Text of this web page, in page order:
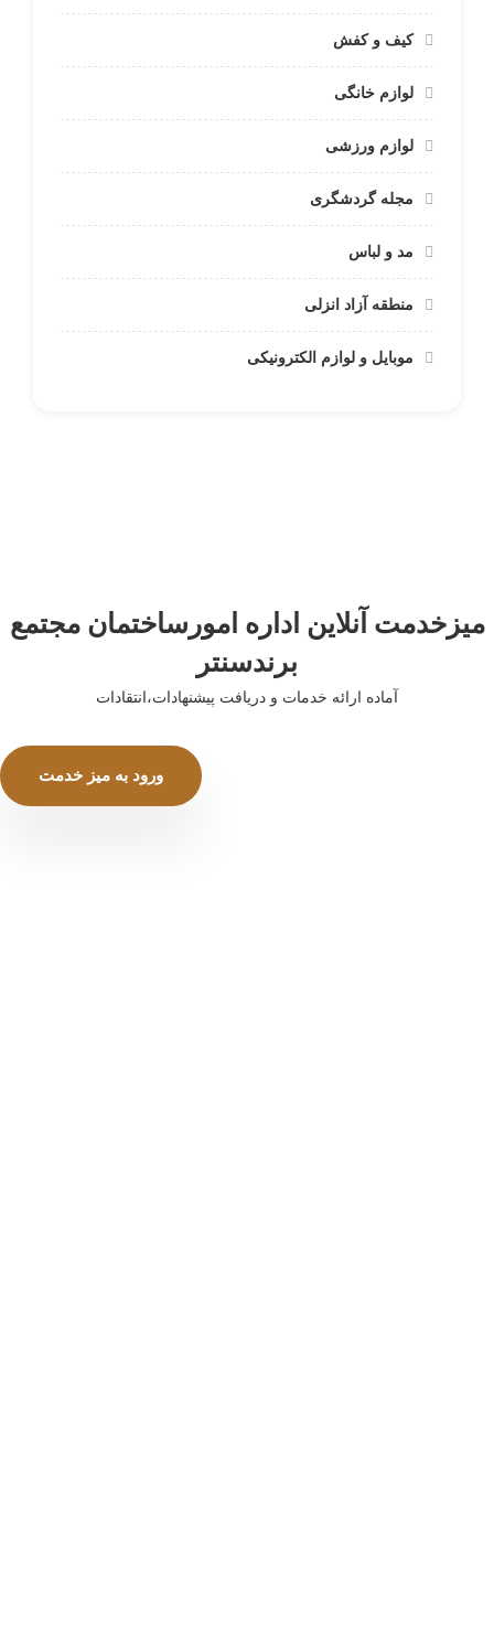
کیف و کفش
لوازم خانگی
لوازم ورزشی
مجله گردشگری
مد و لباس
منطقه آزاد انزلی
موبایل و لوازم الکترونیکی
میزخدمت آنلاین اداره امورساختمان مجتمع
برندسنتر
آماده ارائه خدمات و دریافت پیشنهادات،انتقادات
ورود به میز خدمت